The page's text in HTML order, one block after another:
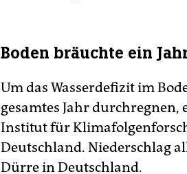
Boden bräuchte ein
Um das Wasserdefizit im
gesamtes Jahr
Institut für
Deutschland. Niederschlag
Dürre in Deutschland.